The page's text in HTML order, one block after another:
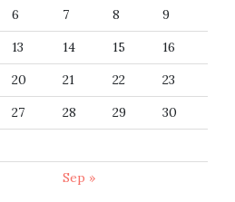
6 7 8
9
13 14 15
16
20 21 22
23
27 28 29
30
Sep »